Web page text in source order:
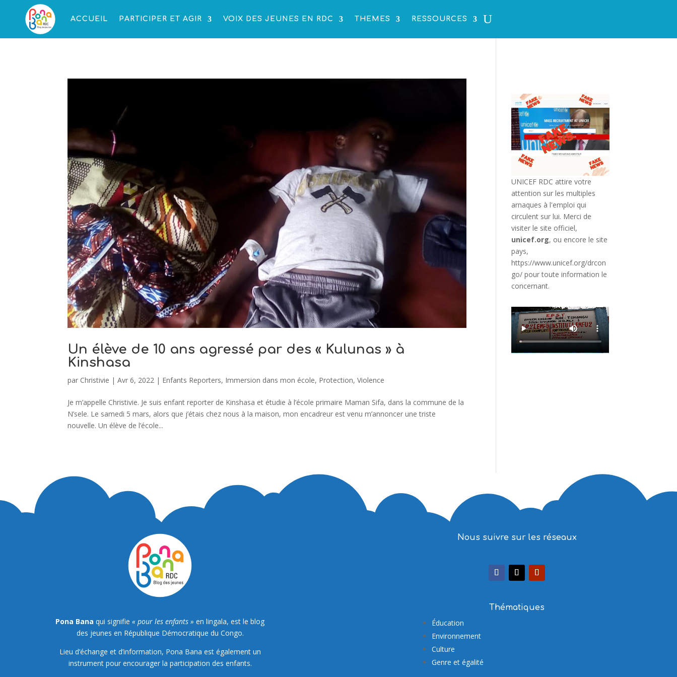
ACCUEIL PARTICIPER ET AGIR VOIX DES JEUNES EN RDC THEMES RESSOURCES
Un élève de 10 ans agressé par des « Kulunas » à
Kinshasa
par Christivie |Avr 6, 2022 | Enfants Reporters, Immersion dans mon école, Protection,Violence
Je m’appelle Christivie. Je suis enfant reporter de Kinshasa et étudie à l’école primaire Maman Sifa, dans la commune de la
N’sele. Le samedi 5 mars, alors que j’étais chez nous à la maison, mon encadreur est venu m’annoncer une triste
nouvelle. Un élève de l’école...
UNICEF RDC attire votre
attention sur les multiples
arnaques à l'emploi qui
circulent sur lui. Merci de
visiter le site officiel,
unicef.org, ou encore le site
pays,
https://www.unicef.org/drcon
go/ pour toute information le
concernant.
Pona Bana qui signifie« pour les enfants » en lingala, est le blog
des jeunes en République Démocratique du Congo.
Lieu d’échange et d’information, Pona Bana est également un
instrument pour encourager la participation des enfants.
Nous suivre sur les réseaux
Thématiques
Éducation
Environnement
Culture
Genre et égalité